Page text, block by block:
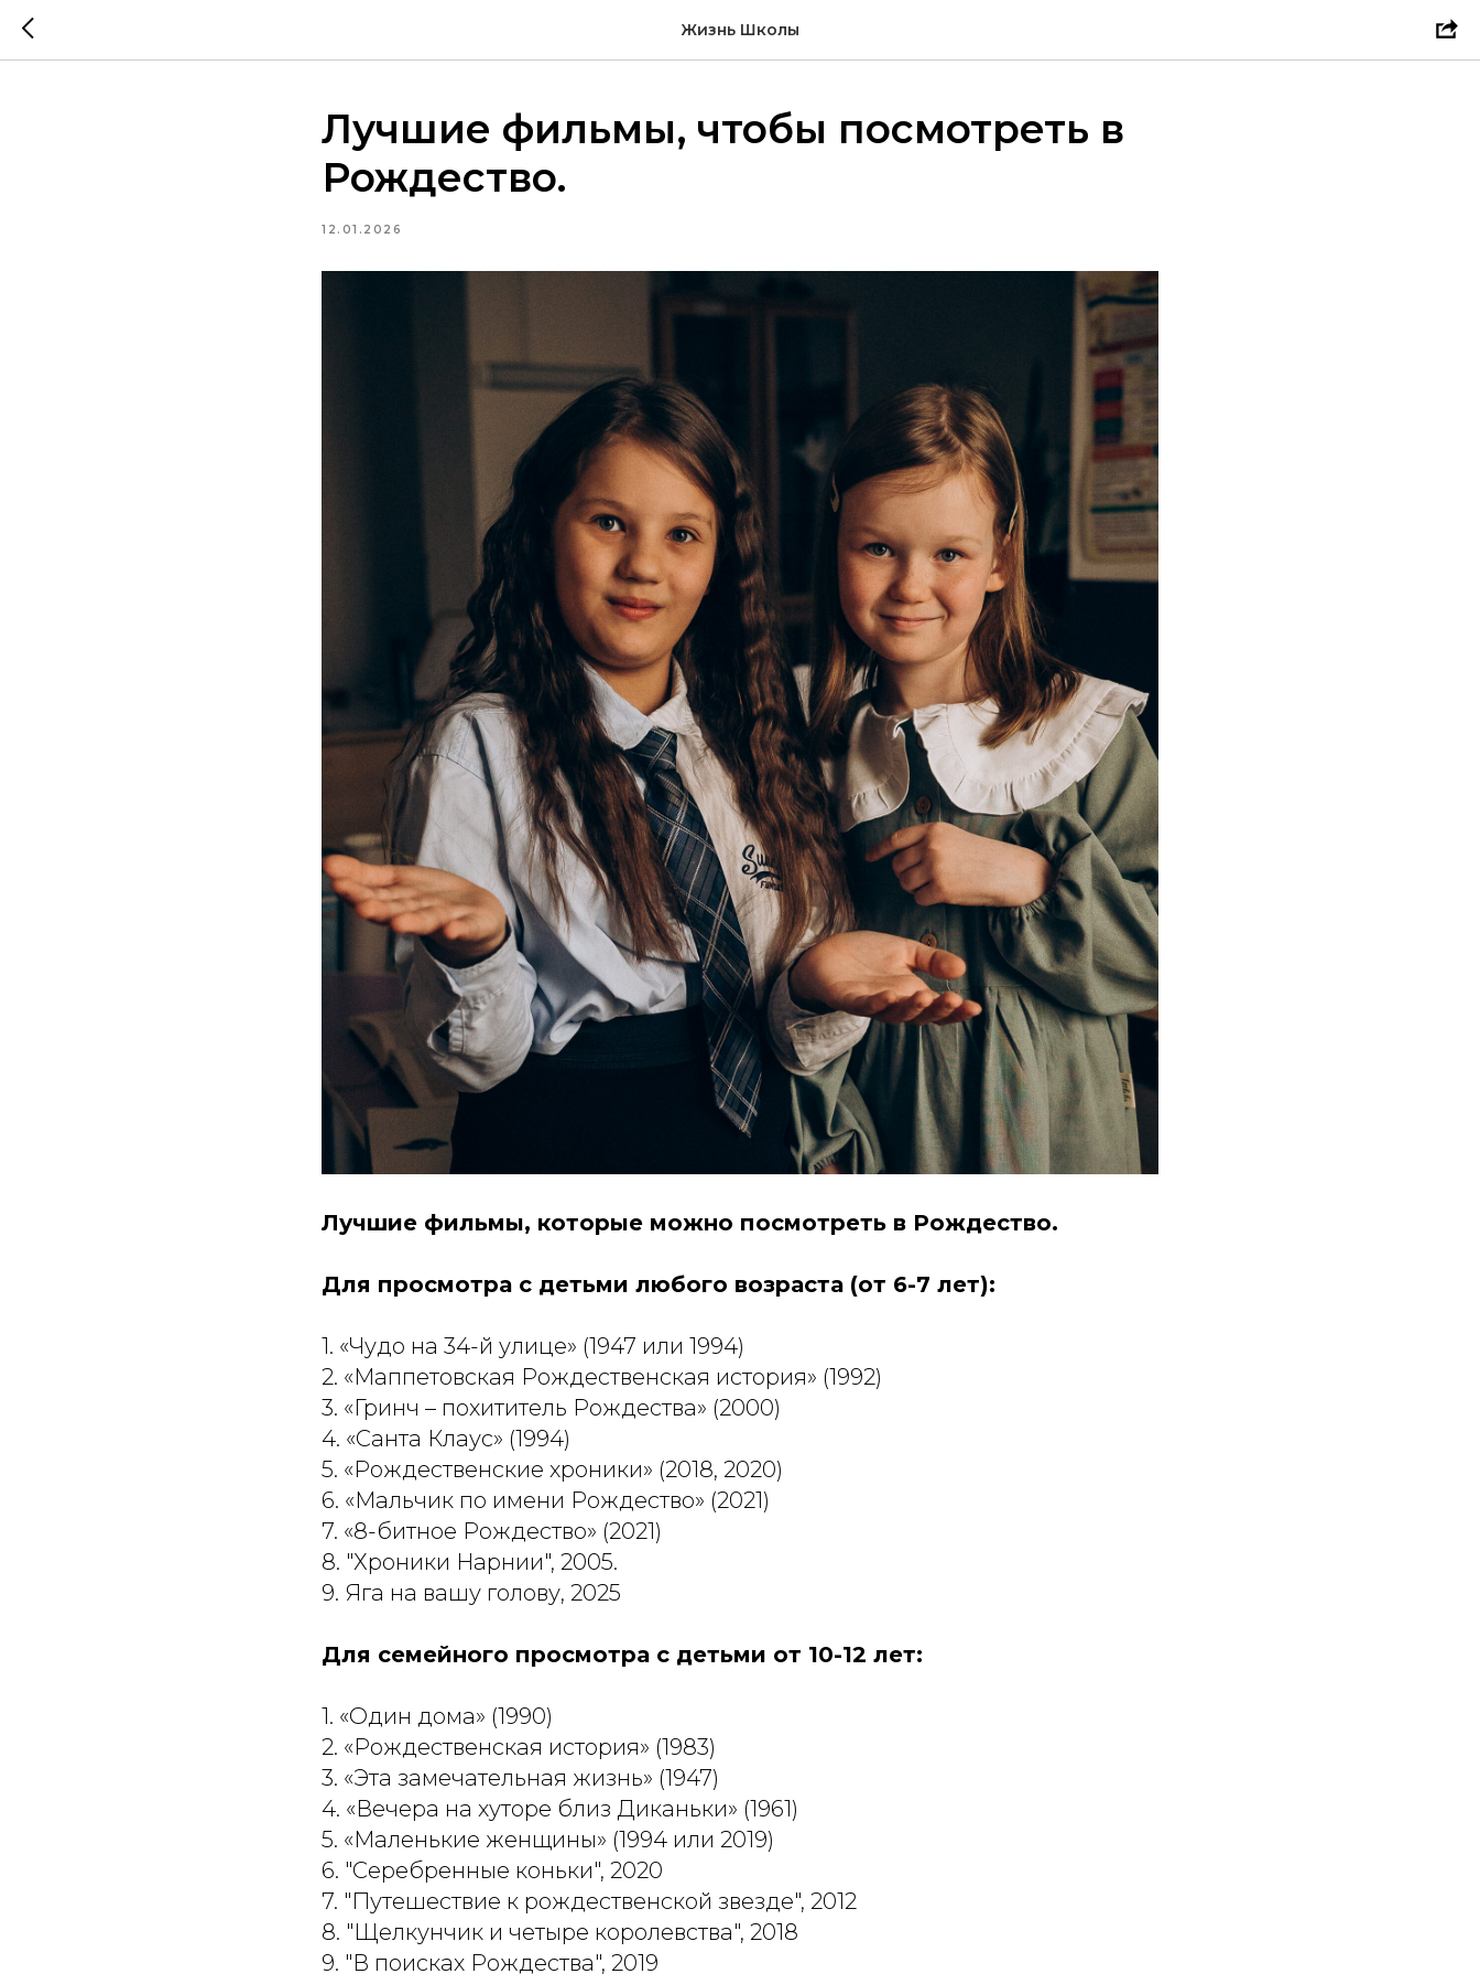
Жизнь Школы
Лучшие фильмы, чтобы посмотреть в
Рождество.
12.01.2026
Лучшие фильмы, которые можно посмотреть в Рождество.
Для просмотра с детьми любого возраста (от 6-7 лет):
1. «Чудо на 34-й улице» (1947 или 1994)
2. «Маппетовская Рождественская история» (1992)
3. «Гринч – похититель Рождества» (2000)
4. «Санта Клаус» (1994)
5. «Рождественские хроники» (2018, 2020)
6. «Мальчик по имени Рождество» (2021)
7. «8-битное Рождество» (2021)
8. "Хроники Нарнии", 2005.
9. Яга на вашу голову, 2025
Для семейного просмотра с детьми от 10-12 лет:
1. «Один дома» (1990)
2. «Рождественская история» (1983)
3. «Эта замечательная жизнь» (1947)
4. «Вечера на хуторе близ Диканьки» (1961)
5. «Маленькие женщины» (1994 или 2019)
6. "Серебренные коньки", 2020
7. "Путешествие к рождественской звезде", 2012
8. "Щелкунчик и четыре королевства", 2018
9. "В поисках Рождества", 2019